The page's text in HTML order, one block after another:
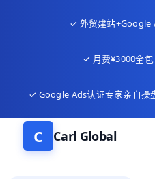
✓ 外贸建站+Google
✓ 月费¥3000全包
✓ Google Ads认证专家亲自操
C Carl Global